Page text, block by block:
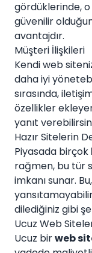
gördüklerinde,
güvenilir
avantajdır.
Müşteri İlişkileri
Kendi web
daha iyi
sırasında,
özellikler
yanıt
Hazır Sitelerin
Piyasada birçok
rağmen, bu tür
imkanı sunar.
dilediğiniz gibi
Ucuz Web
Ucuz birweb